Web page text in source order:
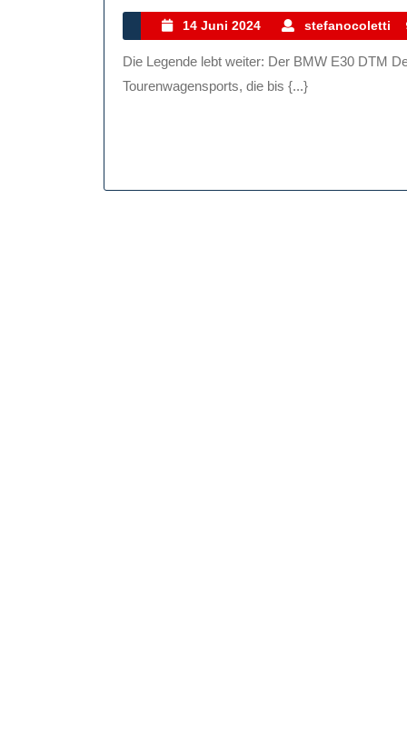
14 Juni 2024
14
Juni
2024
stefanocoletti
Die Legende lebt weiter: Der BMW E30 DTM Der BMW E30 DTM ist eine Ikone des deutschen
Tourenwagensports, die bis {...}